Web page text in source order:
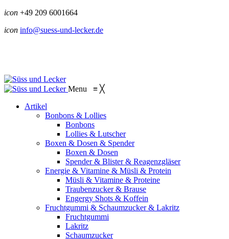
icon +49 209 6001664
icon info@suess-und-lecker.de
Menu ≡ ╳
Artikel
Bonbons & Lollies
Bonbons
Lollies & Lutscher
Boxen & Dosen & Spender
Boxen & Dosen
Spender & Blister & Reagenzgläser
Energie & Vitamine & Müsli & Protein
Müsli & Vitamine & Proteine
Traubenzucker & Brause
Engergy Shots & Koffein
Fruchtgummi & Schaumzucker & Lakritz
Fruchtgummi
Lakritz
Schaumzucker